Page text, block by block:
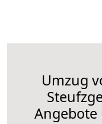
Umzug
Angebote